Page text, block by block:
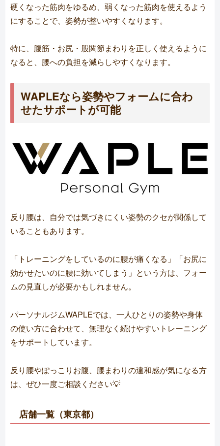
硬くなった筋肉をゆるめ、弱くなった筋肉を使えるよう
にすることで、姿勢が整いやすくなります。
特に、腹筋・お尻・股関節まわりを正しく使えるように
なると、腰への負担を減らしやすくなります。
WAPLEなら姿勢やフォームに合わ
せたサポートが可能
反り腰は、自分では気づきにくい姿勢のクセが関係して
いることもあります。
「トレーニングをしているのに腰が痛くなる」「お尻に
効かせたいのに腰に効いてしまう」という方は、フォー
ムの見直しが必要かもしれません。
パーソナルジムWAPLEでは、一人ひとりの姿勢や身体
の使い方に合わせて、無理なく続けやすいトレーニング
をサポートしています。
反り腰やぽっこりお腹、腰まわりの違和感が気になる方
は、ぜひ一度ご相談ください💡
店舗一覧（東京都）